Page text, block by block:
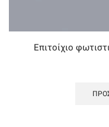
Επιτοίχιο